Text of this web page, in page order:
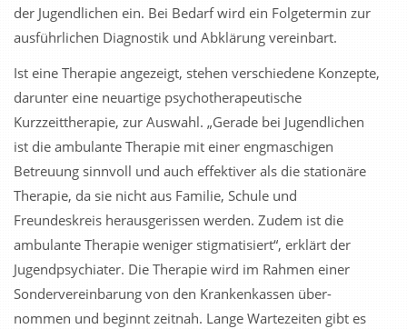
der Jugendlichen ein. Bei Bedarf wird ein Folgetermin zur
ausführlichen Diagnostik und Abklärung vereinbart.
Ist eine Therapie angezeigt, stehen verschiedene Konzepte,
darunter eine neuartige psychotherapeutische
Kurzzeittherapie, zur Auswahl. „Gerade bei Jugendlichen
ist die ambulante Therapie mit einer engmaschigen
Betreuung sinnvoll und auch effektiver als die stationäre
Therapie, da sie nicht aus Familie, Schule und
Freundeskreis heraus­gerissen werden. Zudem ist die
ambulante Therapie weniger stigmatisiert“, erklärt der
Jugendpsychiater. Die Therapie wird im Rahmen einer
Sonder­vereinbarung von den Krankenkassen über­
nommen und beginnt zeitnah. Lange Wartezeiten gibt es